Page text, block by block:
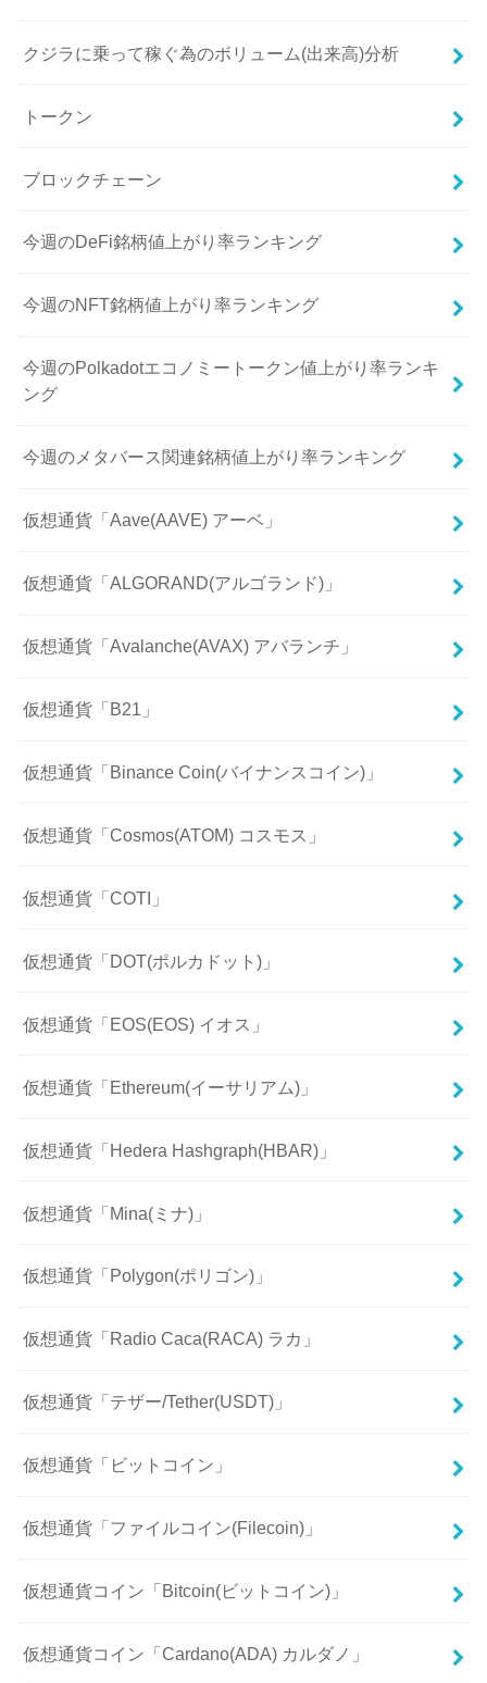
クジラに乗って稼ぐ為のボリューム(出来高)分析
トークン
ブロックチェーン
今週のDeFi銘柄値上がり率ランキング
今週のNFT銘柄値上がり率ランキング
今週のPolkadotエコノミートークン値上がり率ランキ
ング
今週のメタバース関連銘柄値上がり率ランキング
仮想通貨「Aave(AAVE) アーベ」
仮想通貨「ALGORAND(アルゴランド)」
仮想通貨「Avalanche(AVAX) アバランチ」
仮想通貨「B21」
仮想通貨「Binance Coin(バイナンスコイン)」
仮想通貨「Cosmos(ATOM) コスモス」
仮想通貨「COTI」
仮想通貨「DOT(ポルカドット)」
仮想通貨「EOS(EOS) イオス」
仮想通貨「Ethereum(イーサリアム)」
仮想通貨「Hedera Hashgraph(HBAR)」
仮想通貨「Mina(ミナ)」
仮想通貨「Polygon(ポリゴン)」
仮想通貨「Radio Caca(RACA) ラカ」
仮想通貨「テザー/Tether(USDT)」
仮想通貨「ビットコイン」
仮想通貨「ファイルコイン(Filecoin)」
仮想通貨コイン「Bitcoin(ビットコイン)」
仮想通貨コイン「Cardano(ADA) カルダノ」